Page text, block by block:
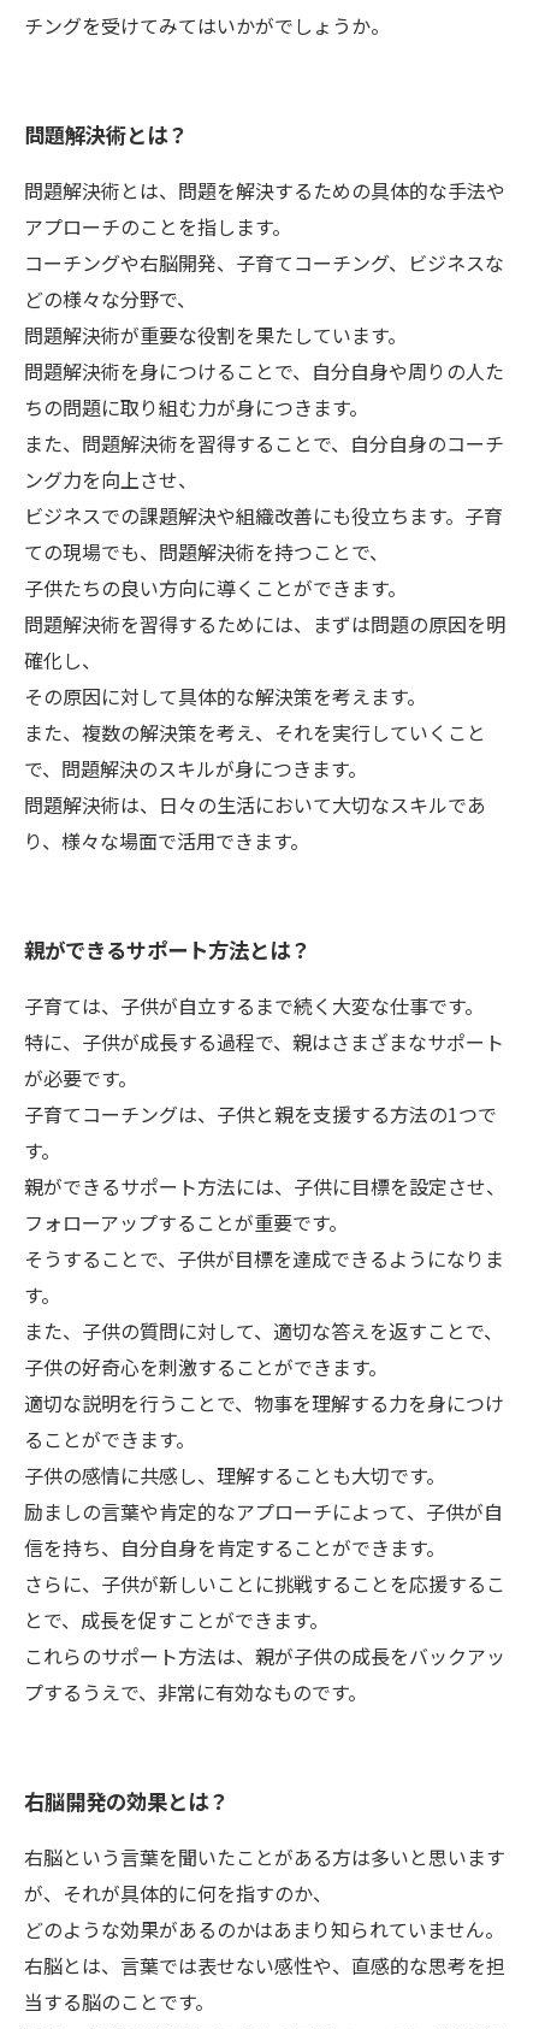
チングを受けてみてはいかがでしょうか。
問題解決術とは？
問題解決術とは、問題を解決するための具体的な手法や
アプローチのことを指します。
コーチングや右脳開発、子育てコーチング、ビジネスな
どの様々な分野で、
問題解決術が重要な役割を果たしています。
問題解決術を身につけることで、自分自身や周りの人た
ちの問題に取り組む力が身につきます。
また、問題解決術を習得することで、自分自身のコーチ
ング力を向上させ、
ビジネスでの課題解決や組織改善にも役立ちます。子育
ての現場でも、問題解決術を持つことで、
子供たちの良い方向に導くことができます。
問題解決術を習得するためには、まずは問題の原因を明
確化し、
その原因に対して具体的な解決策を考えます。
また、複数の解決策を考え、それを実行していくこと
で、問題解決のスキルが身につきます。
問題解決術は、日々の生活において大切なスキルであ
り、様々な場面で活用できます。
親ができるサポート方法とは？
子育ては、子供が自立するまで続く大変な仕事です。
特に、子供が成長する過程で、親はさまざまなサポート
が必要です。
子育てコーチングは、子供と親を支援する方法の1つで
す。
親ができるサポート方法には、子供に目標を設定させ、
フォローアップすることが重要です。
そうすることで、子供が目標を達成できるようになりま
す。
また、子供の質問に対して、適切な答えを返すことで、
子供の好奇心を刺激することができます。
適切な説明を行うことで、物事を理解する力を身につけ
ることができます。
子供の感情に共感し、理解することも大切です。
励ましの言葉や肯定的なアプローチによって、子供が自
信を持ち、自分自身を肯定することができます。
さらに、子供が新しいことに挑戦することを応援するこ
とで、成長を促すことができます。
これらのサポート方法は、親が子供の成長をバックアッ
プするうえで、非常に有効なものです。
右脳開発の効果とは？
右脳という言葉を聞いたことがある方は多いと思います
が、それが具体的に何を指すのか、
どのような効果があるのかはあまり知られていません。
右脳とは、言葉では表せない感性や、直感的な思考を担
当する脳のことです。